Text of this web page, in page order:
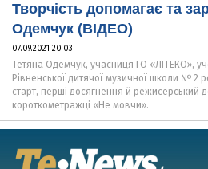
Творчість допомагає та
Одемчук (ВІДЕО)
07.09.2021 20:03
Тетяна Одемчук, учасниця ГО «ЛІТЕКО»,
Рівненської дитячої музичної школи № 2
старт, перші досягнення й режисерський
короткометражці «Не мовчи».